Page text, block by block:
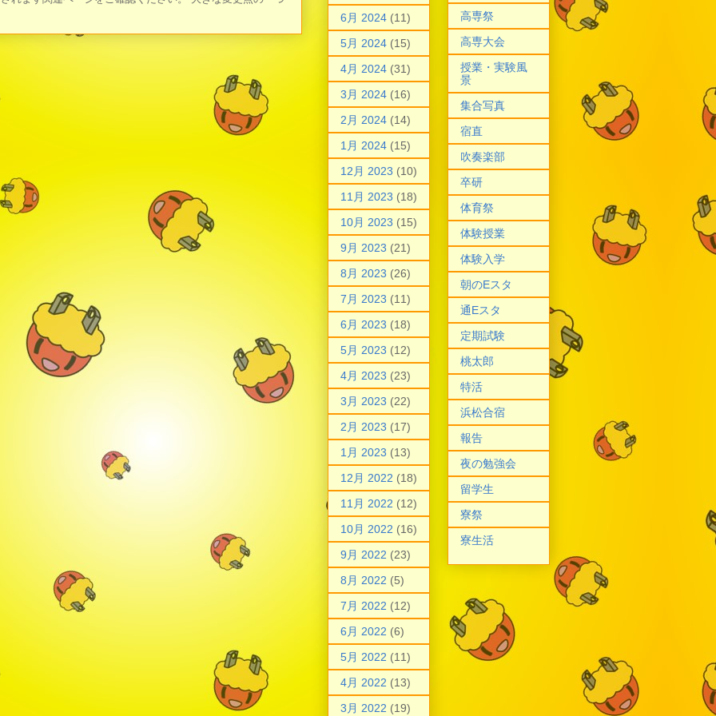
6月 2024 (11)
5月 2024 (15)
4月 2024 (31)
3月 2024 (16)
2月 2024 (14)
1月 2024 (15)
12月 2023 (10)
11月 2023 (18)
10月 2023 (15)
9月 2023 (21)
8月 2023 (26)
7月 2023 (11)
6月 2023 (18)
5月 2023 (12)
4月 2023 (23)
3月 2023 (22)
2月 2023 (17)
1月 2023 (13)
12月 2022 (18)
11月 2022 (12)
10月 2022 (16)
9月 2022 (23)
8月 2022 (5)
7月 2022 (12)
6月 2022 (6)
5月 2022 (11)
4月 2022 (13)
3月 2022 (19)
高専祭
高専大会
授業・実験風
景
集合写真
宿直
吹奏楽部
卒研
体育祭
体験授業
体験入学
朝のEスタ
通Eスタ
定期試験
桃太郎
特活
浜松合宿
報告
夜の勉強会
留学生
寮祭
寮生活